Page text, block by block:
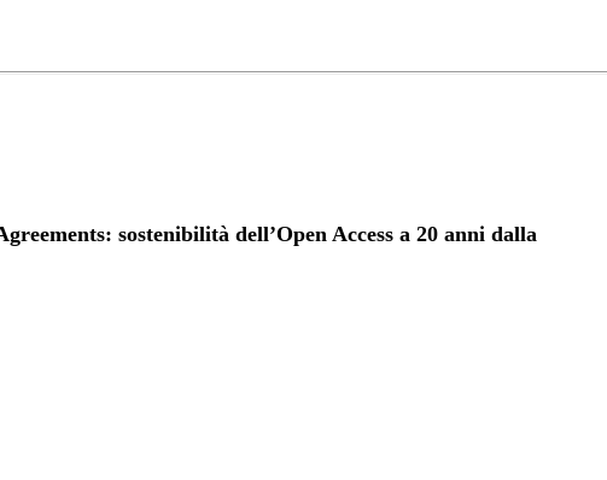
sostenibilità dell’Open Access a 20 anni dalla